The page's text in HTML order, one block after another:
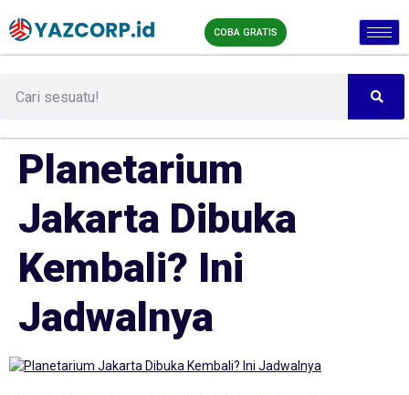
COBA GRATIS
Planetarium
Jakarta Dibuka
Kembali? Ini
Jadwalnya